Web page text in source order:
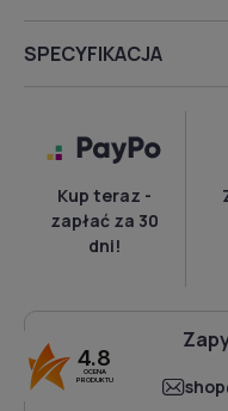
SPECYFIKACJA
Kup teraz -
zapłać za 30
dni!
4.8
OCENA
PRODUKTU